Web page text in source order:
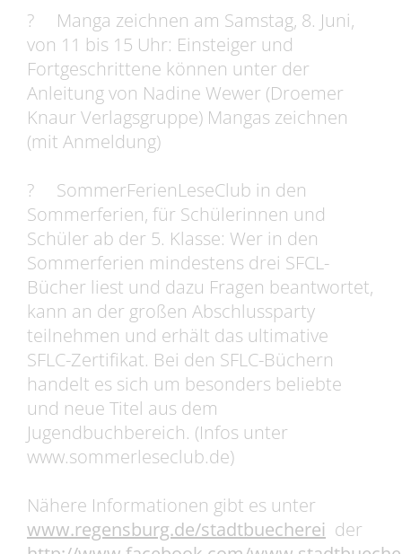
? Manga zeichnen am Samstag, 8. Juni,
von 11 bis 15 Uhr: Einsteiger und
Fortgeschrittene können unter der
Anleitung von Nadine Wewer (Droemer
Knaur Verlagsgruppe) Mangas zeichnen
(mit Anmeldung)
? SommerFerienLeseClub in den
Sommerferien, für Schülerinnen und
Schüler ab der 5. Klasse: Wer in den
Sommerferien mindestens drei SFCL-
Bücher liest und dazu Fragen beantwortet,
kann an der großen Abschlussparty
teilnehmen und erhält das ultimative
SFLC-Zertifikat. Bei den SFLC-Büchern
handelt es sich um besonders beliebte
und neue Titel aus dem
Jugendbuchbereich. (Infos unter
www.sommerleseclub.de)
Nähere Informationen gibt es unter
www.regensburg.de/stadtbuecherei der